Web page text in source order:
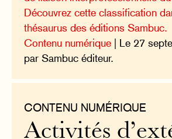
Découvrez cette classification
thésaurus des éditions Sambuc.
Contenu numérique | Le 27
par Sambuc éditeur.
CONTENU NUMÉRIQUE
Activités